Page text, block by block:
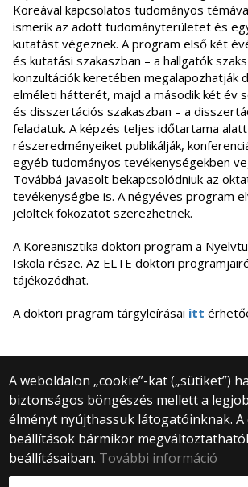
Koreával kapcsolatos tudományos
ismerik az adott tudományterületet és
kutatást végeznek. A program első két
és kutatási szakaszban – a hallgatók
konzultációk keretében megalapozhatják
elméleti hátterét, majd a második két év
és disszertációs szakaszban – a
feladatuk. A képzés teljes időtartama
részeredményeiket publikálják,
egyéb tudományos tevékenységekben
Továbbá javasolt bekapcsolódniuk az
tevékenységbe is. A négyéves program
jelöltek fokozatot szerezhetnek.
A Koreanisztika doktori program a
Iskola része. Az ELTE doktori
tájékozódhat.
A doktori pragram tárgyleírásai itt
A weboldalon „cookie”-kat („sütiket”)
biztonságos böngészés mellett a
élményt nyújthassuk látogatóinknak. A
beállítások bármikor
beállításaiban. További információ
© 2025 Eötvös Loránd
Minden jog
1053 Budapest, Egyetem
Központi telefonszám: +36 1
Webfejlesztés: